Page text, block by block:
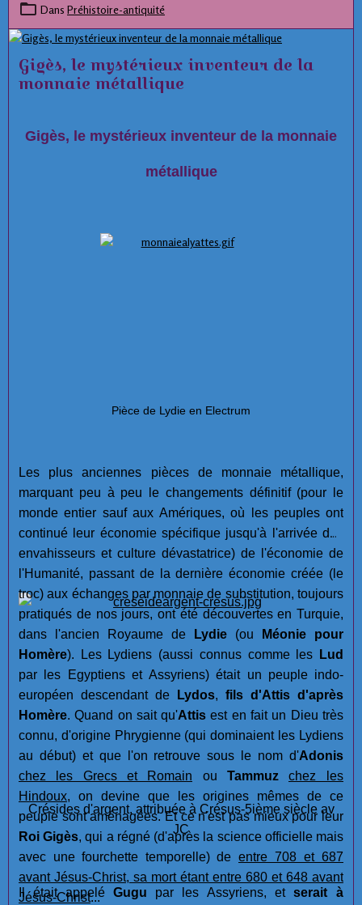
compétence des membres de l'équipe archéologiques à
Hueyatlaco,Jose L. Lorenzo, Directeur de la
Préhistoire à l'Instituto Nacional de Antropología e
Historia, a lancé plusieurs allégations concernant
l'intégrité du projet àHueyatlaco, El Horno, et
Dans Préhistoire-antiquité
Gigès, le mystérieux inventeur de la
monnaie métallique
Gigès, le mystérieux inventeur de la monnaie
métallique
Pièce de Lydie en Electrum
Les plus anciennes pièces de monnaie métallique,
marquant peu à peu le changements définitif (pour le
monde entier sauf aux Amériques, où les peuples ont
continué leur économie spécifique jusqu'à l'arrivée des
envahisseurs et culture dévastatrice) de l'économie de
l'Humanité, passant de la dernière économie créée (le
troc) aux échanges par monnaie de substitution, toujours
pratiqués de nos jours, ont été découvertes en Turquie,
dans l'ancien Royaume de
Lydie (ou
Méonie pour
Homère). Les Lydiens (aussi connus comme les
Lud
par les Egyptiens et Assyriens) était un peuple indo-
européen descendant de
Lydos, fils d'Attis d'après
Homère. Quand on sait qu'Attis est en fait un Dieu très
connu, d'origine Phrygienne (qui dominaient les Lydiens
au début) et que l'on retrouve sous le nom d'Adonis
chez les Grecs et Romain ou Tammuz
chez les
Hindoux, on devine que les origines mêmes de ce
peuple sont aménagées. Et ce n'est pas mieux pour leur
Roi Gigès, qui a régné (d'après la science officielle mais
avec une fourchette temporelle) de entre 708 et 687
avant Jésus-Christ, sa mort étant entre 680 et 648 avant
Jésus-Christ...
Crésides d'argent, attribuée à Crésus-5ième siècle av
JC
Il était appelé Gugu par les Assyriens, et serait à